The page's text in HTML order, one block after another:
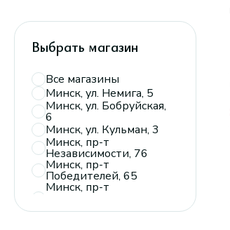
Выбрать магазин
Все магазины
Минск, ул. Немига, 5
Минск, ул. Бобруйская,
6
Минск, ул. Кульман, 3
Минск, пр-т
Независимости, 76
Минск, пр-т
Победителей, 65
Минск, пр-т
пав. 110